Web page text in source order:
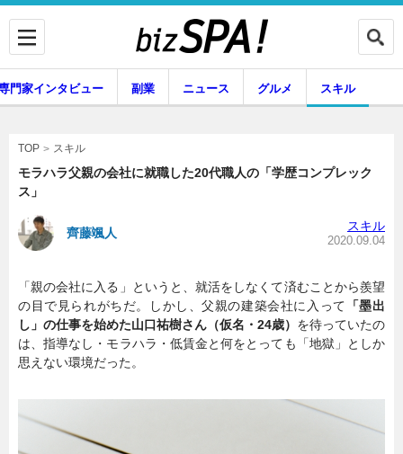
専門家インタビュー
副業 ニュース
グルメ
暮らし
門家インタビュー 副業 ニュース グルメ スキル
TOP スキル
モラハラ父親の会社に就職した20代職人の「学歴コンプレック
ス」
齊藤颯人 スキル
2020.09.04
「親の会社に入る」というと、就活をしなくて済むことから羨望
の目で見られがちだ。しかし、父親の建築会社に入って
「墨出
し」の仕事を始めた山口祐樹さん（仮名・24歳） を待っていたの
は、指導なし・モラハラ・低賃金と何をとっても「地獄」としか
思えない環境だった。